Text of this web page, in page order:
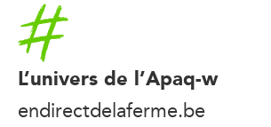
Accueil
L’univers de l’Apaq-w
endirectdelaferme.be